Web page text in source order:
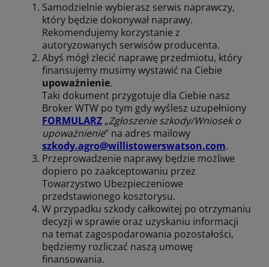
Samodzielnie wybierasz serwis naprawczy,
który będzie dokonywał naprawy.
Rekomendujemy korzystanie z
autoryzowanych serwisów producenta.
Abyś mógł zlecić naprawę przedmiotu, który
finansujemy musimy wystawić na Ciebie
upoważnienie.
Taki dokument przygotuje dla Ciebie nasz
Broker WTW po tym gdy wyślesz uzupełniony
FORMULARZ „Zgłoszenie szkody/Wniosek o
upoważnienie” na adres mailowy
szkody.agro@willistowerswatson.com.
Przeprowadzenie naprawy będzie możliwe
dopiero po zaakceptowaniu przez
Towarzystwo Ubezpieczeniowe
przedstawionego kosztorysu.
W przypadku szkody całkowitej po otrzymaniu
decyzji w sprawie oraz uzyskaniu informacji
na temat zagospodarowania pozostałości,
będziemy rozliczać naszą umowę
finansowania.